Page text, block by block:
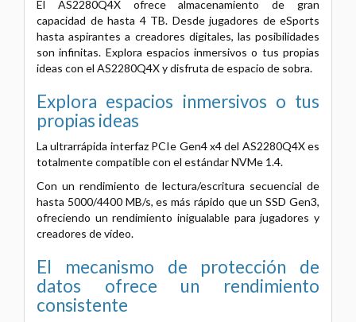
El AS2280Q4X ofrece almacenamiento de gran
capacidad de hasta 4 TB. Desde jugadores de eSports
hasta aspirantes a creadores digitales, las posibilidades
son infinitas. Explora espacios inmersivos o tus propias
ideas con el AS2280Q4X y disfruta de espacio de sobra.
Explora espacios inmersivos o tus
propias ideas
La ultrarrápida interfaz PCIe Gen4 x4 del AS2280Q4X es
totalmente compatible con el estándar NVMe 1.4.
Con un rendimiento de lectura/escritura secuencial de
hasta 5000/4400 MB/s, es más rápido que un SSD Gen3,
ofreciendo un rendimiento inigualable para jugadores y
creadores de vídeo.
El mecanismo de protección de
datos ofrece un rendimiento
consistente